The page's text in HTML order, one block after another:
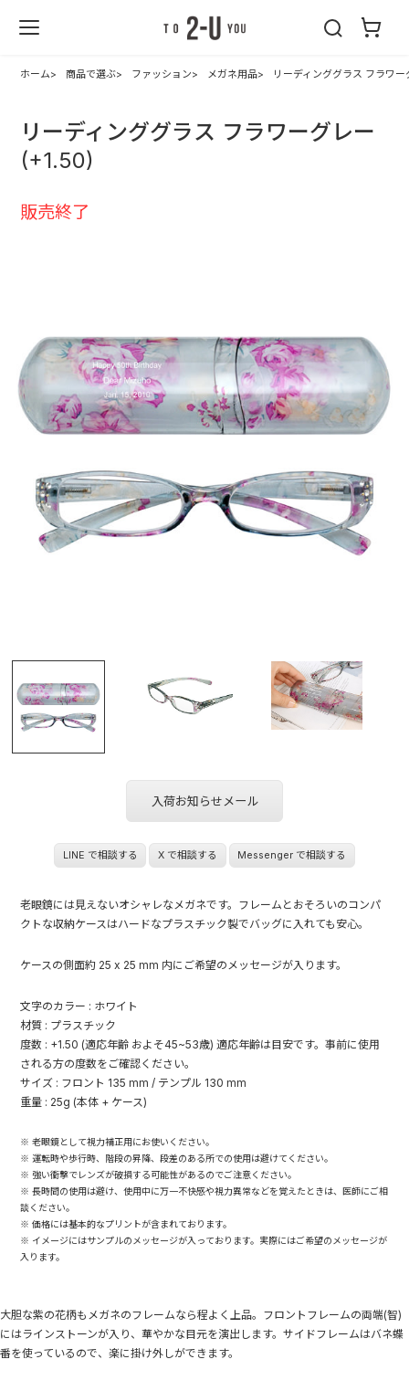
ホーム 商品で選ぶ ファッション メガネ用品 リーディンググラス フラワ
リーディンググラス フラワーグレー
(+1.50)
販売終了
入荷お知らせメール
LINE で相談する X で相談する Messenger で相談する
老眼鏡には見えないオシャレなメガネです。フレームとおそろいのコンパ
クトな収納ケースはハードなプラスチック製でバッグに入れても安心。
ケースの側面約 25 x 25 mm 内にご希望のメッセージが入ります。
文字のカラー : ホワイト
材質 : プラスチック
度数 : +1.50 (適応年齢 およそ45~53歳) 適応年齢は目安です。事前に使用
される方の度数をご確認ください。
サイズ : フロント 135 mm / テンプル 130 mm
重量 : 25g (本体 + ケース)
※ 老眼鏡として視力補正用にお使いください。
※ 運転時や歩行時、階段の昇降、段差のある所での使用は避けてください。
※ 強い衝撃でレンズが破損する可能性があるのでご注意ください。
※ 長時間の使用は避け、使用中に万一不快感や視力異常などを覚えたときは、医師にご相
談ください。
※ 価格には基本的なプリントが含まれております。
※ イメージにはサンプルのメッセージが入っております。実際にはご希望のメッセージが
入ります。
大胆な紫の花柄もメガネのフレームなら程よく上品。フロントフレームの両端(智)
にはラインストーンが入り、華やかな目元を演出します。サイドフレームはバネ蝶
番を使っているので、楽に掛け外しができます。